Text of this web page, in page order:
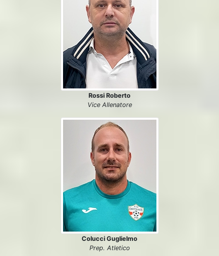
Rossi Roberto
Vice Allenatore
Colucci Guglielmo
Prep. Atletico